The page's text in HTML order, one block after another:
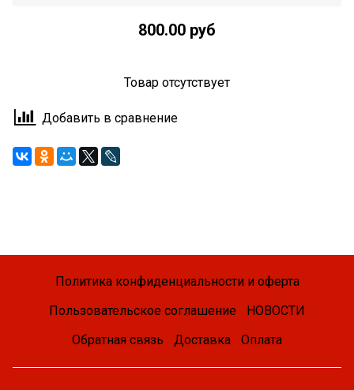
800.00 руб
Товар отсутствует
Добавить в сравнение
Политика конфиденциальности и оферта
Пользовательское соглашение
НОВОСТИ
Обратная связь
Доставка Оплата